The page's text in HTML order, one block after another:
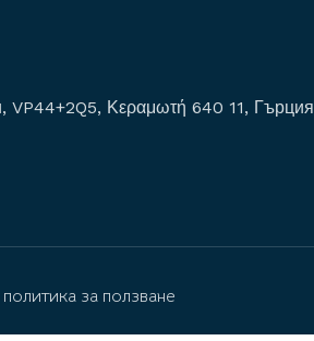
VP44+2Q5, Κεραμωτή 640 11, Гърция
за ползване